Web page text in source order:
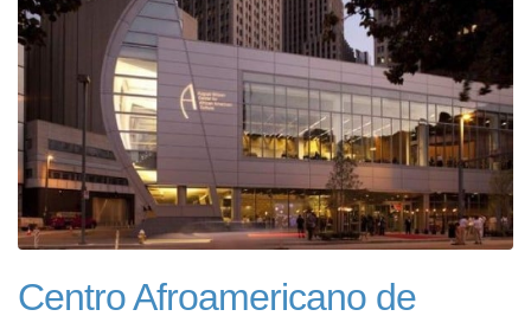
Centro Afroamericano de